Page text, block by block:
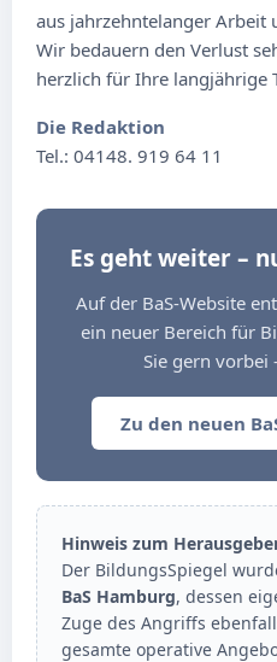
aus jahrzehntelanger
Wir bedauern den Verlust
herzlich für Ihre langjährige
Die Redaktion
Tel.: 04148. 919 64 11
Es geht weiter –
Auf der BaS-Website
ein neuer Bereich für
Sie gern vorbei
Zu den neuen
Hinweis zum
Der BildungsSpiegel
BaS Hamburg, dessen
Zuge des Angriffs
gesamte operative